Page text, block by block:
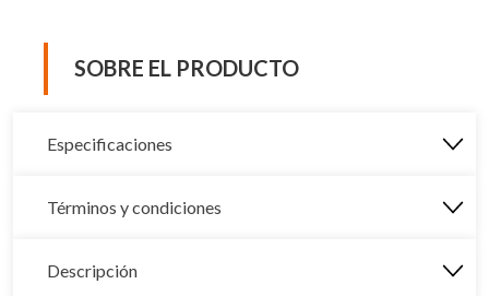
SOBRE EL PRODUCTO
Especificaciones
Términos y condiciones
Descripción